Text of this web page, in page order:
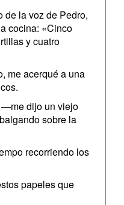
de la voz de Pedro,
cocina: «Cinco
y cuatro
me acerqué a una
dijo un viejo
sobre la
recorriendo los
papeles que